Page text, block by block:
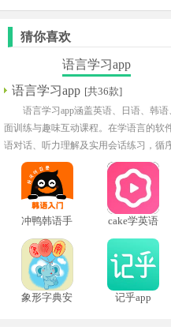
猜你喜欢
语言学习app
语言学习app [共36款]
语言学习app涵盖英语、日语、韩
面训练与趣味互动课程。在学语言的软
语对话、听力理解及实用会话练习，循
测评、每日打卡、课程推荐及多端同步
冲鸭韩语手
cake学英语
象形字典安
记乎app